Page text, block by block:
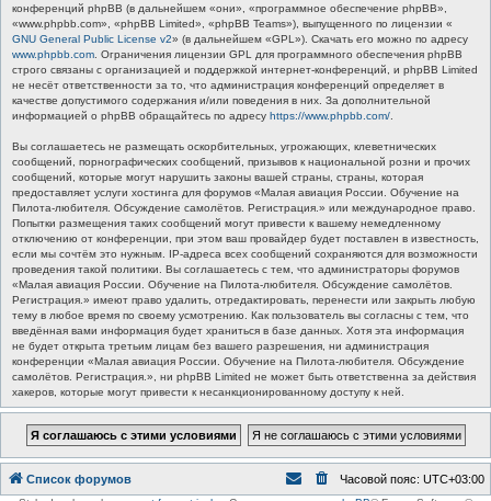
конференций phpBB (в дальнейшем «они», «программное обеспечение phpBB»,
«www.phpbb.com», «phpBB Limited», «phpBB Teams»), выпущенного по лицензии «
GNU General Public License v2» (в дальнейшем «GPL»). Скачать его можно по адресу
www.phpbb.com . Ограничения лицензии GPL для программного обеспечения phpBB
строго связаны с организацией и поддержкой интернет-конференций, и phpBB Limited
не несёт ответственности за то, что администрация конференций определяет в
качестве допустимого содержания и/или поведения в них. За дополнительной
информацией о phpBB обращайтесь по адресу https://www.phpbb.com/
Вы соглашаетесь не размещать оскорбительных, угрожающих, клеветнических
сообщений, порнографических сообщений, призывов к национальной розни и прочих
сообщений, которые могут нарушить законы вашей страны, страны, которая
предоставляет услуги хостинга для форумов «Малая авиация России. Обучение на
Пилота-любителя. Обсуждение самолётов. Регистрация.» или международное право.
Попытки размещения таких сообщений могут привести к вашему немедленному
отключению от конференции, при этом ваш провайдер будет поставлен в известность,
если мы сочтём это нужным. IP-адреса всех сообщений сохраняются для возможности
проведения такой политики. Вы соглашаетесь с тем, что администраторы форумов
«Малая авиация России. Обучение на Пилота-любителя. Обсуждение самолётов.
Регистрация.» имеют право удалить, отредактировать, перенести или закрыть любую
тему в любое время по своему усмотрению. Как пользователь вы согласны с тем, что
введённая вами информация будет храниться в базе данных. Хотя эта информация
не будет открыта третьим лицам без вашего разрешения, ни администрация
конференции «Малая авиация России. Обучение на Пилота-любителя. Обсуждение
самолётов. Регистрация.», ни phpBB Limited не может быть ответственна за действия
хакеров, которые могут привести к несанкционированному доступу к ней.
Список форумов Часовой пояс: UTC+03:00